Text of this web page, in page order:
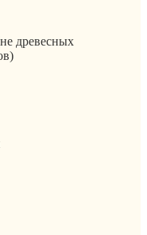
древесных